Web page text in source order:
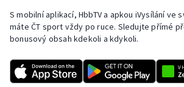
Plážový volejbal
Ragby
S mobilní aplikací, HbbTV a apkou iVysílání ve
máte ČT sport vždy po ruce. Sledujte přímé
bonusový obsah kdekoli a kdykoli.